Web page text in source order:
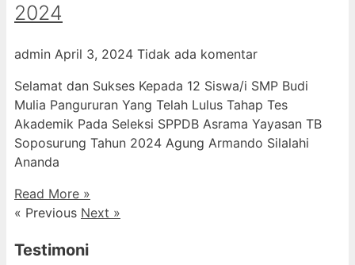
2024
admin April 3, 2024 Tidak ada komentar
Selamat dan Sukses Kepada 12 Siswa/i SMP Budi
Mulia Pangururan Yang Telah Lulus Tahap Tes
Akademik Pada Seleksi SPPDB Asrama Yayasan TB
Soposurung Tahun 2024 Agung Armando Silalahi
⁠Ananda
Read More »
« Previous Next »
Testimoni